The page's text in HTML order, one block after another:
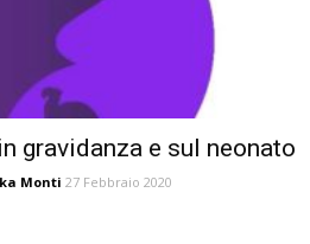
gravidanza e sul neonato
Monti 27 Febbraio 2020